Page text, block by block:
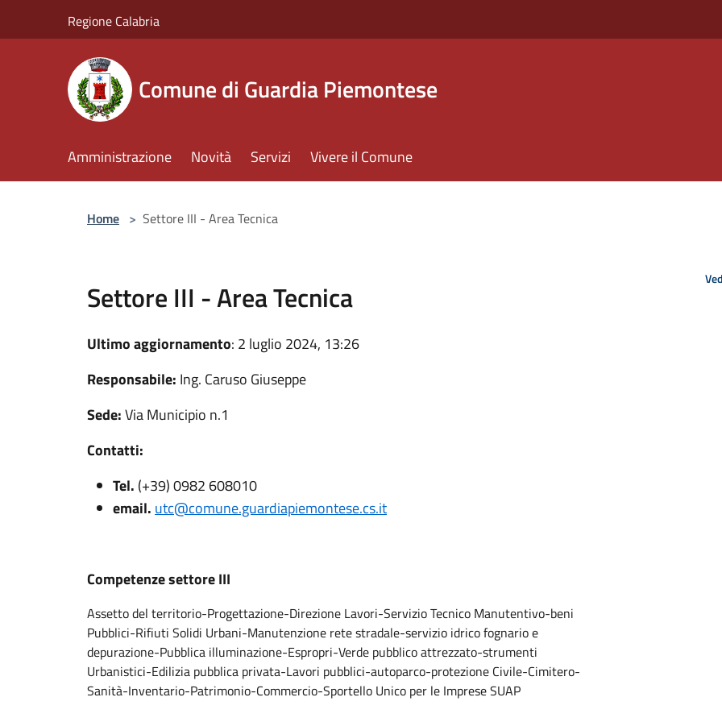
Regione Calabria
Comune di Guardia Piemontese
Amministrazione Novità Servizi Vivere il Comune
Home > Settore III - Area Tecnica
Settore III - Area Tecnica
Ultimo aggiornamento: 2 luglio 2024, 13:26
Responsabile: Ing. Caruso Giuseppe
Sede:Via Municipio n.1
Contatti:
Tel. (+39) 0982 608010
email. utc@comune.guardiapiemontese.cs.it
Competenze settore III
Assetto del territorio-Progettazione-Direzione Lavori-Servizio Tecnico Manutentivo-beni
Pubblici-Rifiuti Solidi Urbani-Manutenzione rete stradale-servizio idrico fognario e
depurazione-Pubblica illuminazione-Espropri-Verde pubblico attrezzato-strumenti
Urbanistici-Edilizia pubblica privata-Lavori pubblici-autoparco-protezione Civile-Cimitero-
Sanità-Inventario-Patrimonio-Commercio-Sportello Unico per le Imprese SUAP